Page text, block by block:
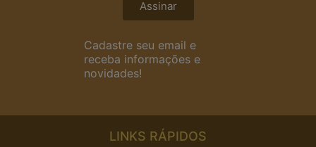
Assinar
Cadastre seu email e
receba informações e
novidades!
LINKS RÁPIDOS